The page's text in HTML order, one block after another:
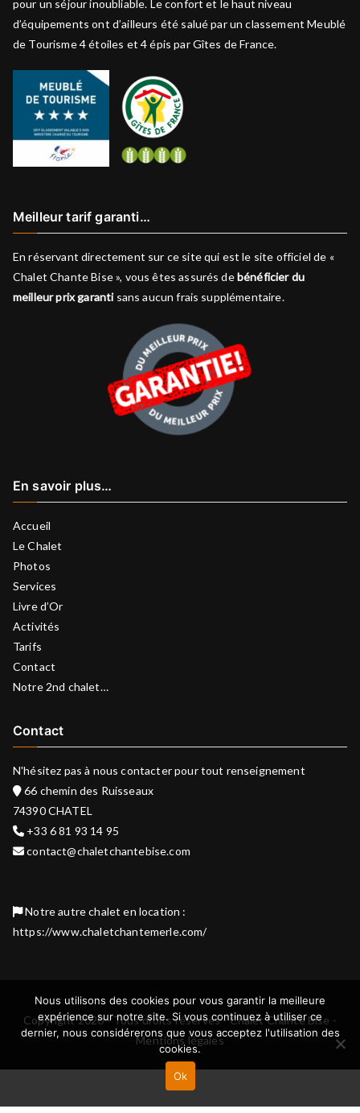
pour un séjour inoubliable. Le confort et le haut niveau
d’équipements ont d’ailleurs été salué par un classement Meublé
de Tourisme 4 étoiles et 4 épis par Gîtes de France.
Meilleur tarif garanti…
En réservant directement sur ce site qui est le site officiel de «
Chalet Chante Bise », vous êtes assurés debénéficier du
meilleur prix garantisans aucun frais supplémentaire.
En savoir plus…
Accueil
Le Chalet
Photos
Services
Livre d’Or
Activités
Tarifs
Contact
Notre 2nd chalet…
Contact
N'hésitez pas à nous contacter pour tout renseignement
66 chemin des Ruisseaux
74390 CHATEL
+33 6 81 93 14 95
contact@chaletchantebise.com
Notre autre chalet en location :
https://www.chaletchantemerle.com/
Copyright 2020 - Tous droits réservés - Chalet Chante Bise -
Mentions légales
Nous utilisons des cookies pour vous garantir la meilleure
expérience sur notre site. Si vous continuez à utiliser ce
dernier, nous considérerons que vous acceptez l'utilisation des
cookies.
Ok